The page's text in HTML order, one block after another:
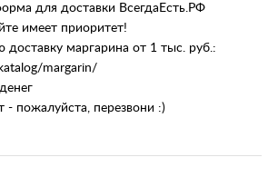
для доставки ВсегдаЕсть.РФ
имеет приоритет!
доставку маргарина от 1 тыс. руб.:
margarin/
- пожалуйста, перезвони :)